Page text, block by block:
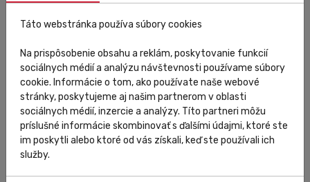
Táto webstránka používa súbory cookies
Na prispôsobenie obsahu a reklám, poskytovanie funkcií
sociálnych médií a analýzu návštevnosti používame súbory
cookie. Informácie o tom, ako používate naše webové
stránky, poskytujeme aj našim partnerom v oblasti
sociálnych médií, inzercie a analýzy. Títo partneri môžu
príslušné informácie skombinovať s ďalšími údajmi, ktoré ste
im poskytli alebo ktoré od vás získali, keď ste používali ich
služby.